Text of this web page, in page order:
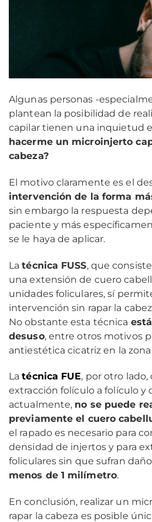
Algunas personas -
plantean la posibilidad de
capilar tienen una inquietud
hacerme un microinjerto
cabeza?
El motivo claramente es el
intervención de la forma
sin embargo la respuesta
paciente y más
se le haya de aplicar.
Latécnica FUSS, que
una extensión de cuero
unidades foliculares, sí
intervención sin rapar la
No obstante esta técnica
desuso, entre otros motivos
antiestética cicatriz en la
Latécnica FUE, por otro
extracción folículo a folículo y
actualmente, no se puede
previamente el cuero
el rapado es necesario para
densidad de injertos y para
foliculares sin que sufran
menos de 1 milímetro.
En conclusión, realizar un
rapar la cabeza es posible